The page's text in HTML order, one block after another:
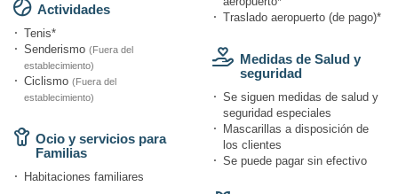
Actividades
Tenis*
Senderismo (Fuera del
establecimiento)
Ciclismo (Fuera del
establecimiento)
Ocio y servicios para
Familias
Habitaciones familiares
Traslado aeropuerto (de pago)*
Medidas de Salud y
seguridad
Se siguen medidas de salud y
seguridad especiales
Mascarillas a disposición de
los clientes
Se puede pagar sin efectivo